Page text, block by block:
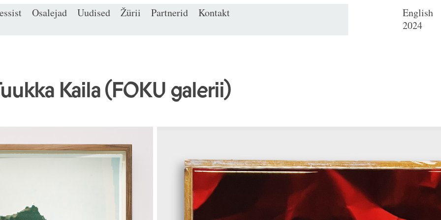
Osalejad Uudised Žürii Partnerid Kontakt
English
2024
Kaila (FOKU galerii)